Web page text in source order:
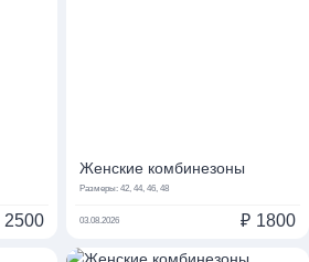
2500
Женские комбинезоны
Размеры: 42, 44, 46, 48
03.08.2026 ₽ 1800